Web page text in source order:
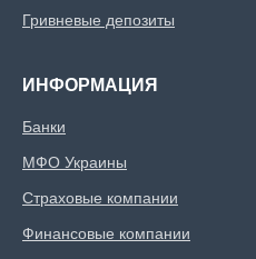
Гривневые депозиты
ИНФОРМАЦИЯ
Банки
МФО Украины
Страховые компании
Финансовые компании